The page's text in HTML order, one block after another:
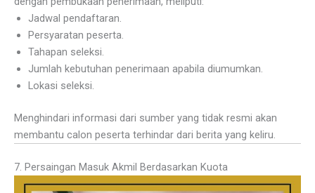
Jadwal pendaftaran.
Persyaratan peserta.
Tahapan seleksi.
Jumlah kebutuhan penerimaan apabila diumumkan.
Lokasi seleksi.
Menghindari informasi dari sumber yang tidak resmi akan
membantu calon peserta terhindar dari berita yang keliru.
7. Persaingan Masuk Akmil Berdasarkan Kuota